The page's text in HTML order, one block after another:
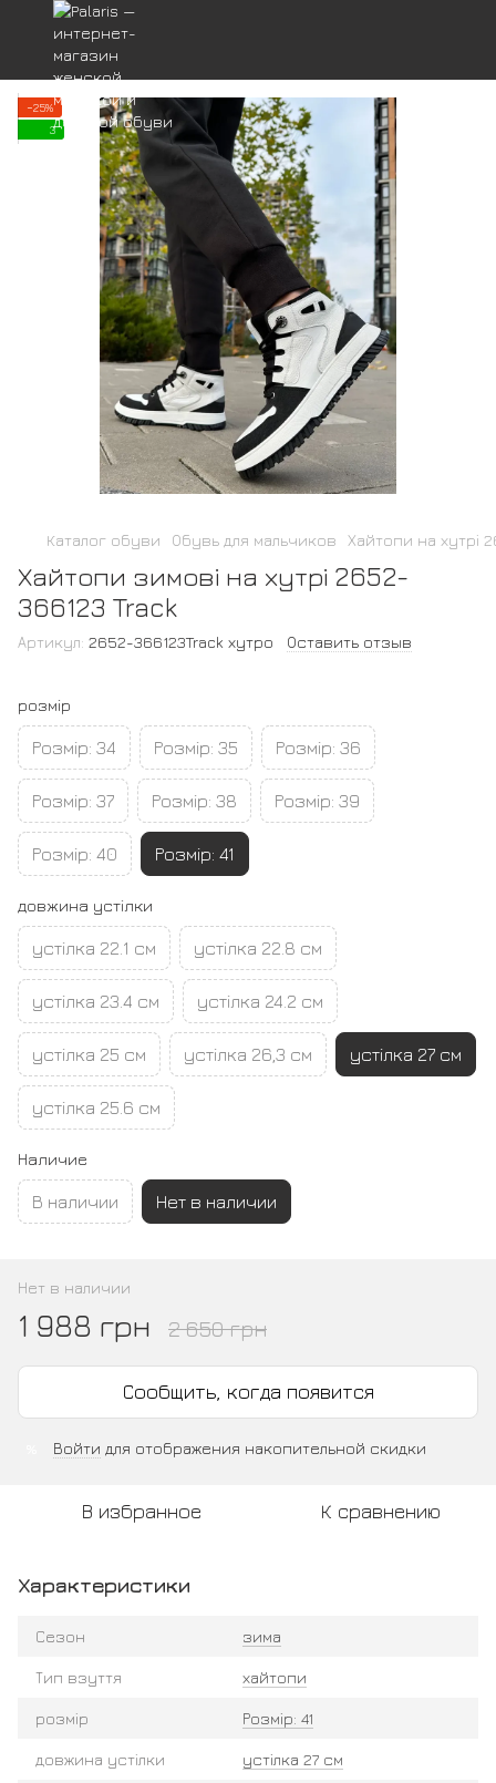
−25%
3
Каталог обуви Обувь для мальчиков Хайтопи на хутрі
Хайтопи зимові на хутрі 2652-
366123 Track
Артикул: 2652-366123Track хутро Оставить отзыв
розмір
Розмір: 34 Розмір: 35 Розмір: 36
Розмір: 37 Розмір: 38 Розмір: 39
Розмір: 40 Розмір: 41
довжина устілки
устілка 22.1 см устілка 22.8 см
устілка 23.4 см устілка 24.2 см
устілка 25 см устілка 26,3 см устілка 27 см
устілка 25.6 см
Наличие
В наличии Нет в наличии
Нет в наличии
1 988 грн 2 650 грн
Сообщить, когда появится
Войти для отображения накопительной скидки
В избранное К сравнению
Характеристики
Сезон зима
Тип взуття хайтопи
розмір Розмір: 41
довжина устілки устілка 27 см